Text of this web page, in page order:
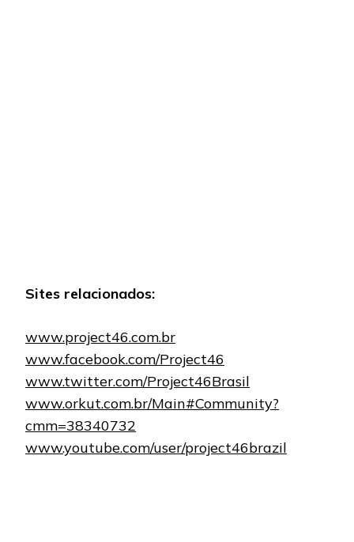
Sites relacionados:
www.project46.com.br
www.facebook.com/Project46
www.twitter.com/Project46Brasil
www.orkut.com.br/Main#Community?
cmm=38340732
www.youtube.com/user/project46brazil